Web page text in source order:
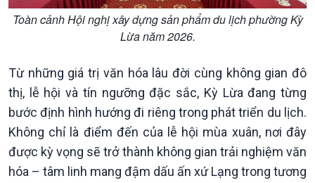
Bình luận
10 phút Sự kiện - Luận bàn
Đối thoại
Diễn đàn chủ nhật
Chuyện đêm
Toàn cảnh Hội nghị xây dựng sản phẩm du lịch phường Kỳ
Lừa năm 2026.
Từ những giá trị văn hóa lâu đời cùng không gian đô
thị, lễ hội và tín ngưỡng đặc sắc, Kỳ Lừa đang từng
bước định hình hướng đi riêng trong phát triển du lịch.
Không chỉ là điểm đến của lễ hội mùa xuân, nơi đây
được kỳ vọng sẽ trở thành không gian trải nghiệm văn
hóa – tâm linh mang đậm dấu ấn xứ Lạng trong tương